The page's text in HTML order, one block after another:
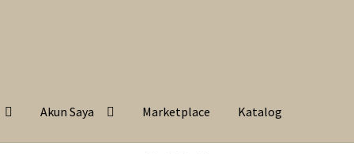
Akun Saya Marketplace Katalog